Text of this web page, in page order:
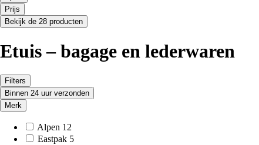
Prijs
Bekijk de 28 producten
Etuis – bagage en lederwaren
Filters
Binnen 24 uur verzonden
Merk
Alpen 12
Eastpak 5